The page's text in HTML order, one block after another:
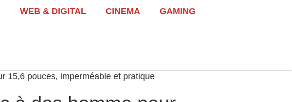
WEB & DIGITAL CINEMA GAMING
15,6 pouces, imperméable et pratique